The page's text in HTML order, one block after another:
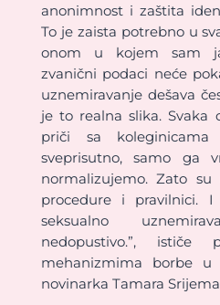
anonimnost i zaštita
To je zaista potrebno u
onom u kojem sam
zvanični podaci neće
uznemiravanje dešava
je to realna slika. Svaka
priči sa
sveprisutno, samo ga
normalizujemo. Zato
procedure i pravilnici.
seksualno
nedopustivo.”,
mehanizmima borbe u
novinarka Tamara